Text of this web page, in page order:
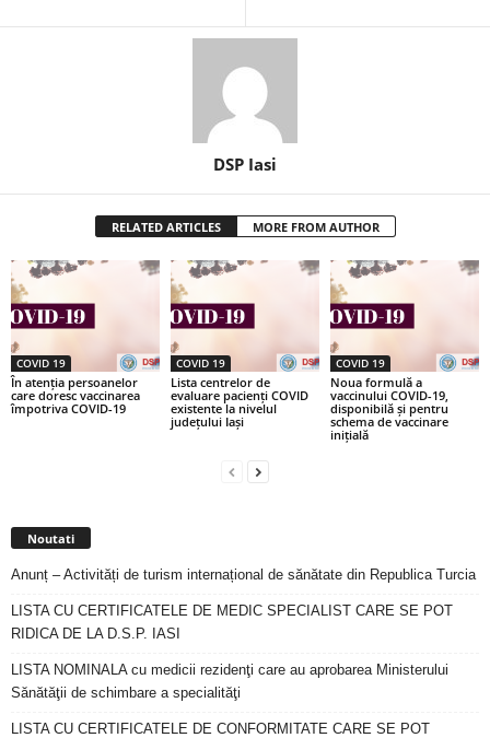
DSP Iasi
RELATED ARTICLES MORE FROM AUTHOR
COVID 19
În atenția persoanelor
care doresc vaccinarea
împotriva COVID-19
COVID 19
Lista centrelor de
evaluare pacienți COVID
existente la nivelul
județului Iași
COVID 19
Noua formulă a
vaccinului COVID-19,
disponibilă și pentru
schema de vaccinare
inițială
Noutati
Anunț – Activități de turism internațional de sănătate din Republica Turcia
LISTA CU CERTIFICATELE DE MEDIC SPECIALIST CARE SE POT
RIDICA DE LA D.S.P. IASI
LISTA NOMINALA cu medicii rezidenţi care au aprobarea Ministerului
Sănătăţii de schimbare a specialităţi
LISTA CU CERTIFICATELE DE CONFORMITATE CARE SE POT